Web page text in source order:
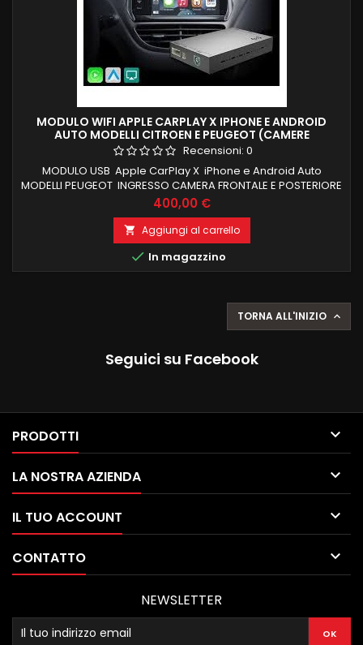
MODULO WIFI APPLE CARPLAY X IPHONE E ANDROID
AUTO MODELLI CITROEN E PEUGEOT (CAMERE
POSTERIORE E ANTERIORE)
Recensioni: 0
MODULO USB Apple CarPlay X iPhone e Android Auto
MODELLI PEUGEOT INGRESSO CAMERA FRONTALE E POSTERIORE
INSTALLAZIONE PLUG IN Wireless Apple CarPlay Android
Modelli compatibili: Per Peugeot 2008 2014-
2017Per Peugeot 3008 2015-2017Per Peugeot 408
2014-2017Per Peugeot 508 2013-2017Per...
Prezzo
400,00 €
 Aggiungi al carrello
 In magazzino
TORNA ALL'INIZIO 
Seguici su Facebook
PRODOTTI 
LA NOSTRA AZIENDA 
IL TUO ACCOUNT 
CONTATTO 
NEWSLETTER